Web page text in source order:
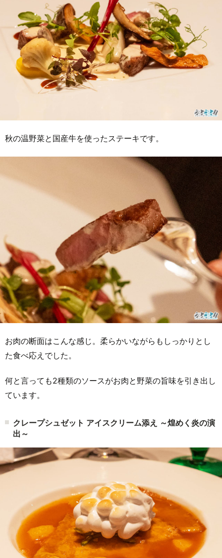
秋の温野菜と国産牛を使ったステーキです。
お肉の断面はこんな感じ。柔らかいながらもしっかりとし
た食べ応えでした。
何と言っても2種類のソースがお肉と野菜の旨味を引き出し
ています。
クレープシュゼット アイスクリーム添え ～煌めく炎の演
出～